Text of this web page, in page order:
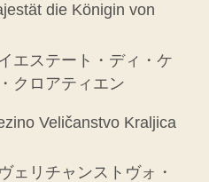
die Königin von
エステート・ディ・ケ
クロアティエン
Veličanstvo Kraljica
ェリチャンストヴォ・